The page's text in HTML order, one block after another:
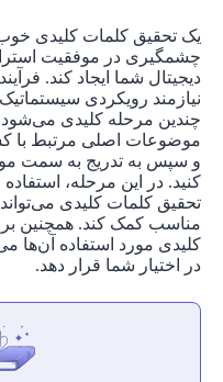
یک تحقیق کلمات کلیدی
چشمگیری در موفقیت
دیجیتال شما ایجاد کند.
نیازمند رویکردی
چندین مرحله کلیدی می‌شود.
موضوعات اصلی مرتبط با
و سپس به تدریج به سمت
کنید. در این مرحله،
تحقیق کلمات کلیدی
مناسب کمک کند. همچنین
کلیدی مورد استفاده آن‌ها
در اختیار شما قرار دهد.